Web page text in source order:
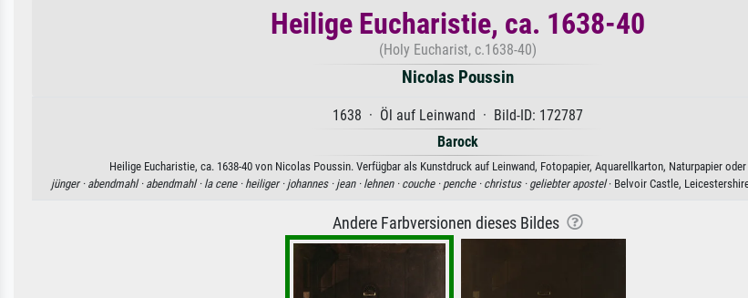
Heilige Eucharistie, ca. 1638-40
(Holy Eucharist, c.1638-40)
Nicolas Poussin
1638 · Öl auf Leinwand · Bild-ID: 172787
Barock
Heilige Eucharistie, ca. 1638-40 von Nicolas Poussin. Verfügbar als Kunstdruck auf Leinwand, Fotopapier, Aquarellkarton, Naturpapier oder
jünger · abendmahl · abendmahl · la cene · heiliger · johannes · jean · lehnen · couche · penche · christus · geliebter apostel· Belvoir Castle,
Andere Farbversionen dieses Bildes